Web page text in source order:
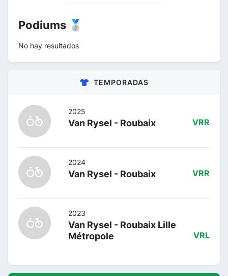
Podiums 🥈
No hay resultados
TEMPORADAS
2025
Van Rysel - Roubaix VRR
2024
Van Rysel - Roubaix VRR
2023
Van Rysel - Roubaix Lille
Métropole
VRL